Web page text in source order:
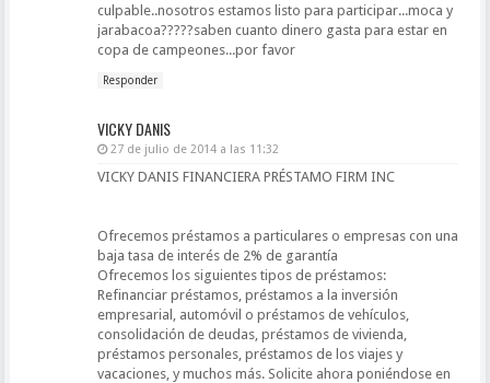
culpable..nosotros estamos listo para participar...moca y
jarabacoa?????saben cuanto dinero gasta para estar en
copa de campeones...por favor
Responder
VICKY DANIS
27 de julio de 2014 a las 11:32
VICKY DANIS FINANCIERA PRÉSTAMO FIRM INC
Ofrecemos préstamos a particulares o empresas con una
baja tasa de interés de 2% de garantía
Ofrecemos los siguientes tipos de préstamos:
Refinanciar préstamos, préstamos a la inversión
empresarial, automóvil o préstamos de vehículos,
consolidación de deudas, préstamos de vivienda,
préstamos personales, préstamos de los viajes y
vacaciones, y muchos más. Solicite ahora poniéndose en